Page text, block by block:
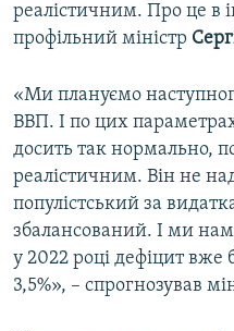
реалістичним. Про це в
профільний міністр
«Ми плануємо
ВВП. І по цих
досить так нормально,
реалістичним. Він не
популістський за
збалансований. І ми
у 2022 році дефіцит вже
3,5%», – спрогнозував